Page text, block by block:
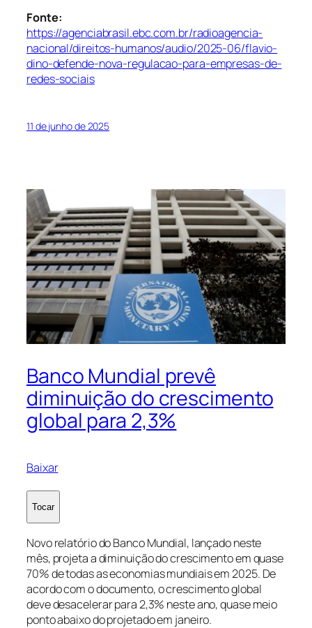
Fonte:
https://agenciabrasil.ebc.com.br/radioagencia-
nacional/direitos-humanos/audio/2025-06/flavio-
dino-defende-nova-regulacao-para-empresas-de-
redes-sociais
11 de junho de 2025
Banco Mundial prevê
diminuição do crescimento
global para 2,3%
Baixar
Tocar
Novo relatório do Banco Mundial, lançado neste
mês, projeta a diminuição do crescimento em quase
70% de todas as economias mundiais em 2025. De
acordo com o documento, o crescimento global
deve desacelerar para 2,3% neste ano, quase meio
ponto abaixo do projetado em janeiro.